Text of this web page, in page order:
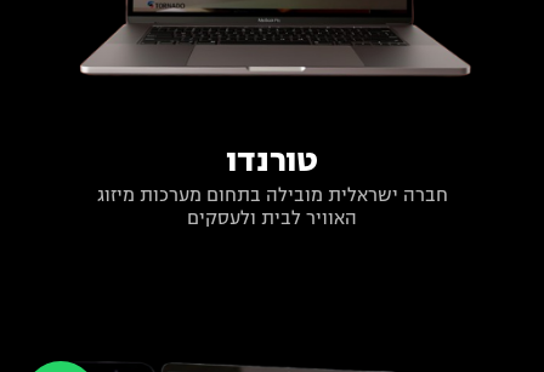
טורנדו
חברה ישראלית מובילה בתחום מערכות מיזוג
האוויר לבית ולעסקים